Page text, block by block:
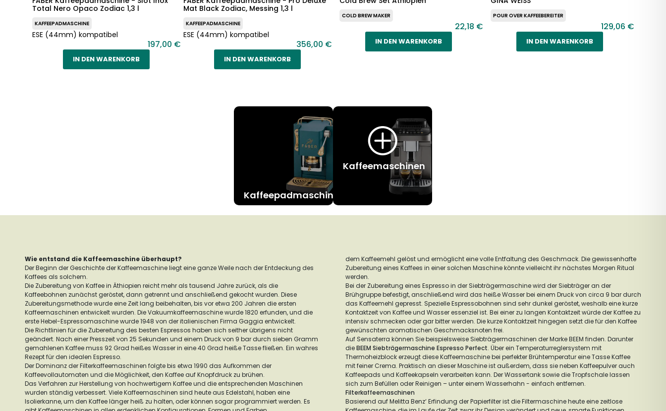
Total Nero Opaco Zodiac 1,3 l
KAFFEEPADMASCHINE
ESE (44mm) kompatibel
197,00 €
IN DEN WARENKORB
Mat Black Zodiac, Messing 1,3 l
KAFFEEPADMASCHINE
ESE (44mm) kompatibel
356,00 €
IN DEN WARENKORB
COLD BREW MAKER
22,18 €
IN DEN WARENKORB
POUR OVER KAFFEEBEREITER
129,06 €
IN DEN WARENKORB
Kaffeepadmaschine
Kaffeemaschinen
Wie entstand die Kaffeemaschine überhaupt?
Der Beginn der Geschichte der Kaffeemaschine liegt eine ganze Weile nach der Entdeckung des
Kaffees als solchem.
Die Zubereitung von Kaffee in Äthiopien reicht mehr als tausend Jahre zurück, als die
Kaffeebohnen zunächst geröstet, dann getrennt und anschließend gekocht wurden. Diese
Zubereitungsmethode wurde eine Zeit lang beibehalten, bis vor etwa 200 Jahren die ersten
Kaffeemaschinen entwickelt wurden. Die Vakuumkaffeemaschine wurde 1820 erfunden, und die
erste Hebel-Espressomaschine wurde 1948 von der italienischen Firma Gaggia entwickelt.
Die Richtlinien für die Zubereitung des besten Espressos haben sich seither übrigens nicht
geändert. Nach einer Presszeit von 25 Sekunden und einem Druck von 9 bar durch sieben Gramm
gemahlenen Kaffee muss 92 Grad heißes Wasser in eine 40 Grad heiße Tasse fließen. Ein wahres
Rezept für den idealen Espresso.
Der Dominanz der Filterkaffeemaschinen folgte bis etwa 1990 das Aufkommen der
Kaffeevollautomaten und die Möglichkeit, den Kaffee auf Knopfdruck zu brühen.
Das Verfahren zur Herstellung von hochwertigem Kaffee und die entsprechenden Maschinen
wurden ständig verbessert. Viele Kaffeemaschinen sind heute aus Edelstahl, haben eine
Isolierkanne, um den Kaffee länger heiß zu halten, oder können sogar programmiert werden. Es
dem Kaffeemehl gelöst und ermöglicht eine volle Entfaltung des Geschmack. Die gewissenhafte
Zubereitung eines Kaffees in einer solchen Maschine könnte vielleicht ihr nächstes Morgen Ritual
werden.
Bei der Zubereitung eines Espresso in der Siebträgermaschine wird der Siebträger an der
Brühgruppe befestigt, anschließend wird das heiße Wasser bei einem Druck von circa 9 bar durch
das Kaffeemehl gepresst. Spezielle Espressobohnen sind sehr dunkel geröstet, weshalb eine kurze
Kontaktzeit von Kaffee und Wasser essenziel ist. Bei einer zu langen Kontaktzeit würde der Kaffee zu
intensiv schmecken oder gar bitter werden. Die kurze Kontaktzeit hingegen setzt die für den Kaffee
gewünschten aromatischen Geschmacksnoten frei.
Auf Sensaterra können Sie beispielsweise Siebträgermaschinen der Marke BEEM finden. Darunter
dieBEEM Siebträgermaschine Espresso Perfect. Über ein Temperaturreglersystem mit
Thermoheizblock erzeugt diese Kaffeemaschine bei perfekter Brühtemperatur eine Tasse Kaffee
mit feiner Crema. Praktisch an dieser Maschine ist außerdem, dass sie neben Kaffeepulver auch
Kaffeepads und Kaffeekapseln verarbeiten kann. Der Wassertank sowie die Tropfschale lassen
sich zum Befüllen oder Reinigen – unter einem Wasserhahn - einfach entfernen.
Filterkaffeemaschinen
Basierend auf Melitta Benz‘ Erfindung der Papierfilter ist die Filtermaschine heute eine zeitlose